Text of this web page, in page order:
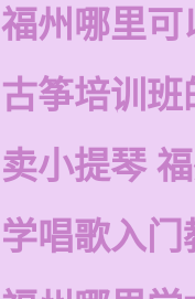
福州哪里可
古筝培训
卖小提琴
学唱歌入